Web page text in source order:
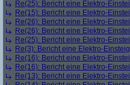
Re(25): Bericht eine Elektro-
Re(15): Bericht eine Elektro-
Re(26): Bericht eine Elektro-
Re(26): Bericht eine Elektro-
Re(25): Bericht eine Elektro-
Re(3): Bericht eine Elektro-
Re(16): Bericht eine Elektro-
Re(16): Bericht eine Elektro-
Re(13): Bericht eine Elektro-